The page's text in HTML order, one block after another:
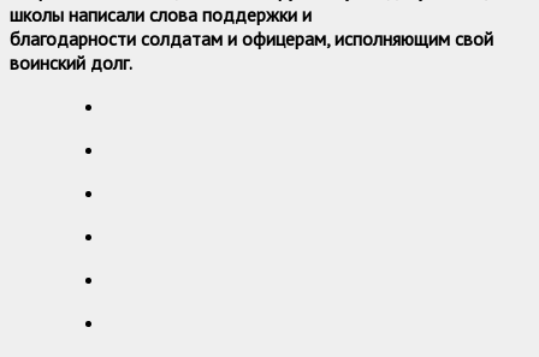
школы написали слова поддержки и
благодарности солдатам и офицерам, исполняющим свой
воинский долг.